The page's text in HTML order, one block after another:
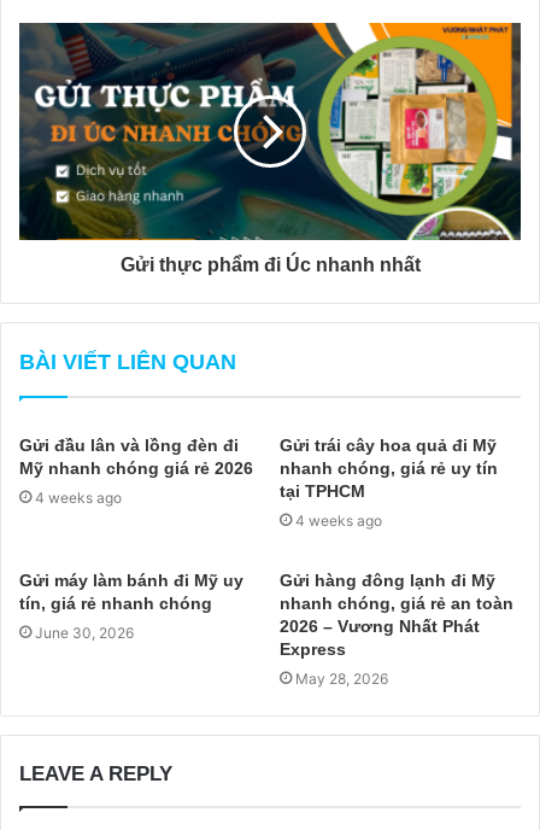
Gửi thực phẩm đi Úc nhanh nhất
BÀI VIẾT LIÊN QUAN
Gửi đầu lân và lồng đèn đi
Mỹ nhanh chóng giá rẻ 2026
4 weeks ago
Gửi trái cây hoa quả đi Mỹ
nhanh chóng, giá rẻ uy tín
tại TPHCM
4 weeks ago
Gửi máy làm bánh đi Mỹ uy
tín, giá rẻ nhanh chóng
June 30, 2026
Gửi hàng đông lạnh đi Mỹ
nhanh chóng, giá rẻ an toàn
2026 – Vương Nhất Phát
Express
May 28, 2026
LEAVE A REPLY